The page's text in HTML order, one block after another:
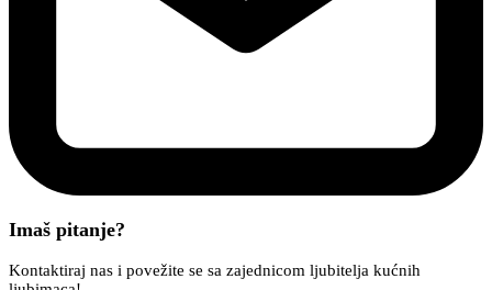
Imaš pitanje?
Kontaktiraj nas i povežite se sa zajednicom ljubitelja kućnih